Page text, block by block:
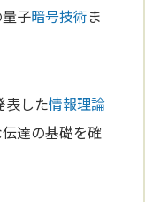
子暗号技術ま
表した情報理論
達の基礎を確